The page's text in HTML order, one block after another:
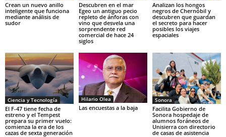
Crean un nuevo anillo
inteligente que funciona
mediante análisis de
sudor
Descubren en el mar
Egeo un antiguo pecio
repleto de ánforas con
vino que desvela una
sorprendente red
comercial de hace 24
siglos
Analizan los hongos
negros de Chernóbil y
descubren que guardan
el secreto para hacer
posibles los viajes
espaciales
Ciencia y Tecnología
El F-47 tiene fecha de
estreno y el Tempest
prepara su primer vuelo:
comienza la era de los
cazas de sexta generación
Hilario Olea
Las encuestas a la baja
Sonora
Facilita Gobierno de
Sonora hospedaje de
alumnos foráneos de
Unisierra con directorio
de casas de asistencia